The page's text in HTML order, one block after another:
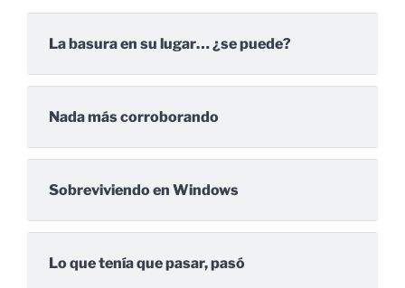
La basura en su lugar… ¿se puede?
Nada más corroborando
Sobreviviendo en Windows
Lo que tenía que pasar, pasó